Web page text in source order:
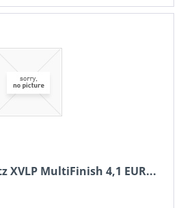
XVLP MultiFinish 4,1 EUR...